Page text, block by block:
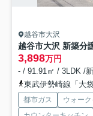
越谷市大沢
越谷市大沢 新築分
3,898万円
- / 91.91㎡ / 3LDK /
東武伊勢崎線「大
都市ガス ウォー